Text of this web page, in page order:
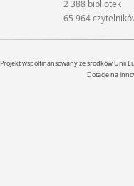
2 388 bibliotek
65 964
Projekt współfinansowany ze środków Unii
Dotacje na